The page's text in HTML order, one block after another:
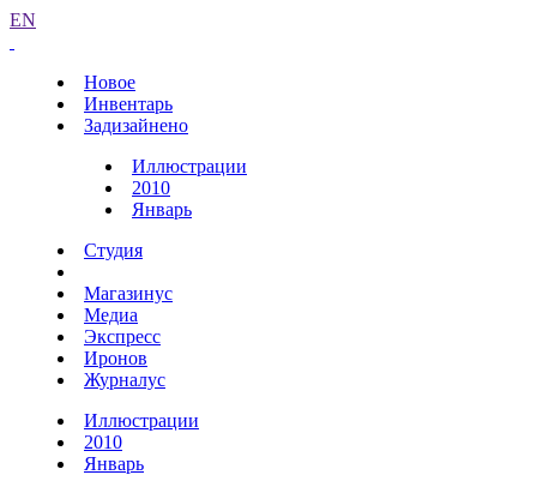
EN
Новое
Инвентарь
Задизайнено
Иллюстрации
2010
Январь
Студия
Магазинус
Медиа
Экспресс
Иронов
Журналус
Иллюстрации
2010
Январь